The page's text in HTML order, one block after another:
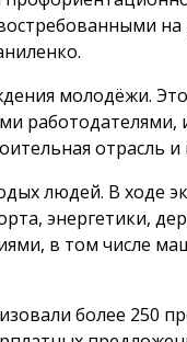
на
молодёжи.
отрасль
людей. В ходе
энергетики,
в том числе
более 250